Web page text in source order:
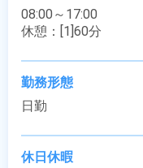
08:00～17:00
休憩：[1]60分
勤務形態
日勤
休日休暇